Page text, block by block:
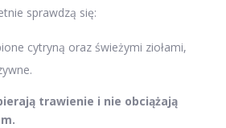
sprawdzą się:
cytryną oraz świeżymi ziołami,
trawienie i nie obciążają